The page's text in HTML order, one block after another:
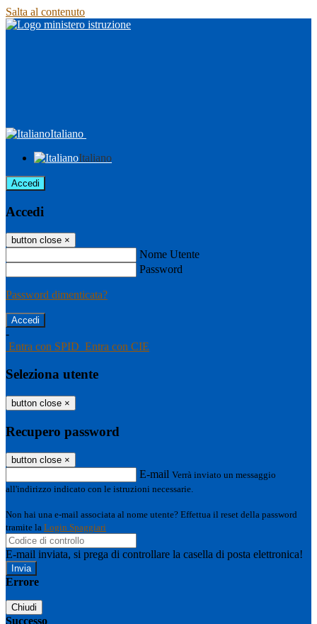
Salta al contenuto
Italiano
Italiano
Accedi
Accedi
button close ×
Nome Utente
Password
Password dimenticata?
-
Entra con SPID Entra con CIE
Seleziona utente
button close ×
Recupero password
button close ×
E-mail Verrà inviato un messaggio
all'indirizzo indicato con le istruzioni necessarie.
Non hai una e-mail associata al nome utente? Effettua il reset della password
tramite la Login Spaggiari
E-mail inviata, si prega di controllare la casella di posta elettronica!
Errore
Chiudi
Successo